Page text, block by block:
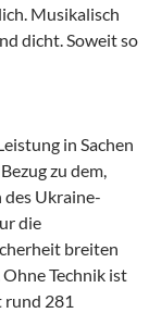
Musikalisch
dicht. Soweit so
in Sachen
zu dem,
des Ukraine-
die
breiten
Technik ist
rund 281